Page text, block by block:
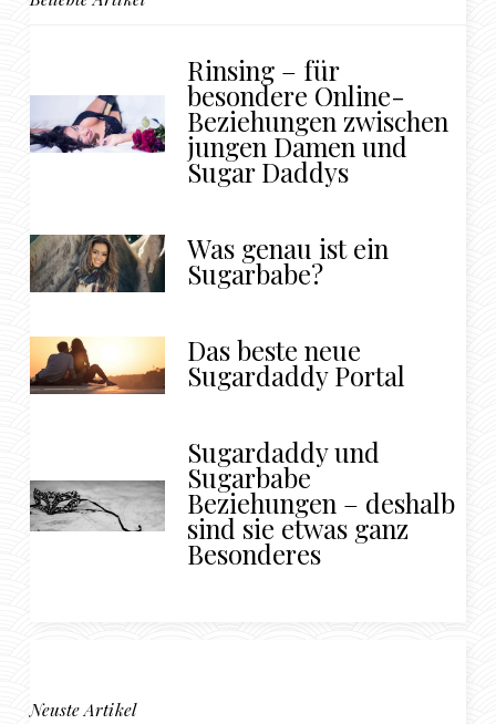
Rinsing – für
besondere Online-
Beziehungen zwischen
jungen Damen und
Sugar Daddys
Was genau ist ein
Sugarbabe?
Das beste neue
Sugardaddy Portal
Sugardaddy und
Sugarbabe
Beziehungen – deshalb
sind sie etwas ganz
Besonderes
Neuste Artikel